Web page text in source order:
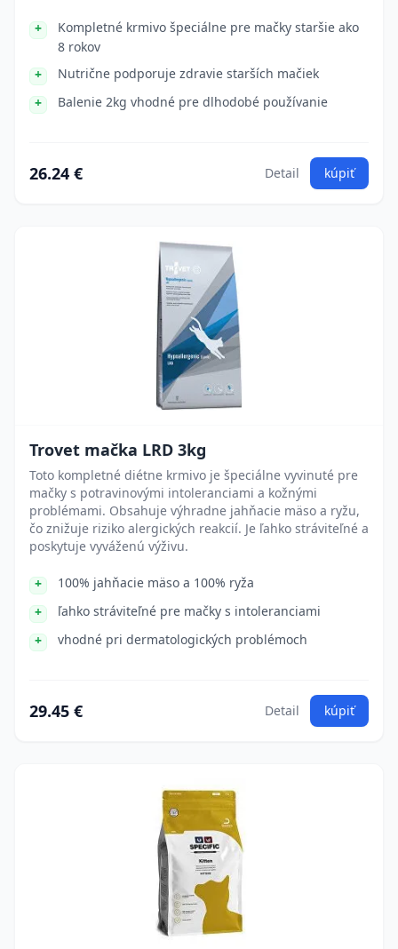
Kompletné krmivo špeciálne pre mačky staršie ako
8 rokov
Nutrične podporuje zdravie starších mačiek
Balenie 2kg vhodné pre dlhodobé používanie
26.24 € Detail kúpiť
Trovet mačka LRD 3kg
Toto kompletné diétne krmivo je špeciálne vyvinuté pre
mačky s potravinovými intoleranciami a kožnými
problémami. Obsahuje výhradne jahňacie mäso a ryžu,
čo znižuje riziko alergických reakcií. Je ľahko stráviteľné a
poskytuje vyváženú výživu.
100% jahňacie mäso a 100% ryža
ľahko stráviteľné pre mačky s intoleranciami
vhodné pri dermatologických problémoch
29.45 € Detail kúpiť